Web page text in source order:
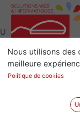
Interlocuteur
Informatiques
2 rue de la
U
Nous utilisons
meilleure
Politique de cookies